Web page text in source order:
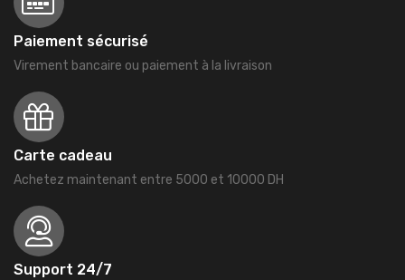
Paiement sécurisé
Virement bancaire ou paiement à la livraison
Carte cadeau
Achetez maintenant entre 5000 et 10000 DH
Support 24/7